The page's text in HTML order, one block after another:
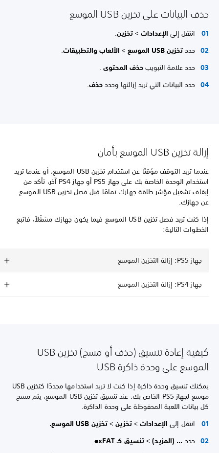
حذف البيانات على تخزين USB الموسع
انتقل إلىالإعدادات>تخزين.
حددتخزين USB الموسع >الألعاب والتطبيقات.
حدد علامة التبويبحذف المحتوى.
حدد البيانات التي تريد إزالتها وحددحذف.
إزالة تخزين USB الموسع بأمان
عندما تريد التوقف مؤقتًا عن استخدام تخزين USB الموسع، أو عندما تريد
استخدام الوحدة الخاصة بك على جهاز PS5 أو جهاز PS4 آخر، تأكد من
إيقاف تشغيل مؤشر طاقة جهازك تمامًا قبل فصل تخزين USB الموسع
عن جهازك.
إذا كنت تريد فصل تخزين USB الموسع فيما يكون جهازك مشغّلاً، فاتبع
الخطوات التالية:
جهاز PS5: إزالة التخزين الموسع
جهاز PS4: إزالة التخزين الموسع
كيفية إعادة تنسيق (حذف أو مسح) تخزين USB
الموسع على وحدة ذاكرة USB
يمكنك تنسيق وحدة ذاكرة إذا كنت لا تريد استخدامها مجددًا كتخزين USB
موسع لجهاز PS5 الخاص بك. عند تنسيق تخزين USB الموسع، يتم مسح
كل بيانات اللعبة المحفوظة على وحدة الذاكرة.
انتقل إلىالإعدادات>تخزين>تخزين USB الموسع.
حدد... (المزيد)>تنسيق كـ exFAT
.